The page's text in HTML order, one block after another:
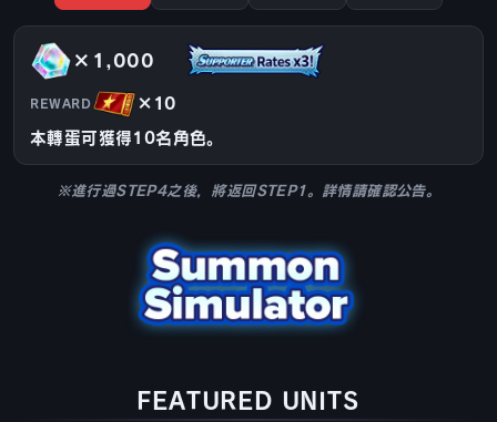
×1,000
本轉蛋可獲得10名角色。
REWARD ×10
※進行過STEP4之後，將返回STEP1。詳情請確認公告。
FEATURED UNITS